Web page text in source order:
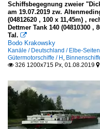
Schiffsbegegnung zweier
am 19.07.2019 zw.
(04812620 , 100 x 11,45m) ,
Dettmer Tank 140 (04810300
Tal. 
Bodo Krakowsky
Kanäle / Deutschland / Elbe-
Gütermotorschiffe / H ,
 326 1200x715 Px, 01.08.2019 